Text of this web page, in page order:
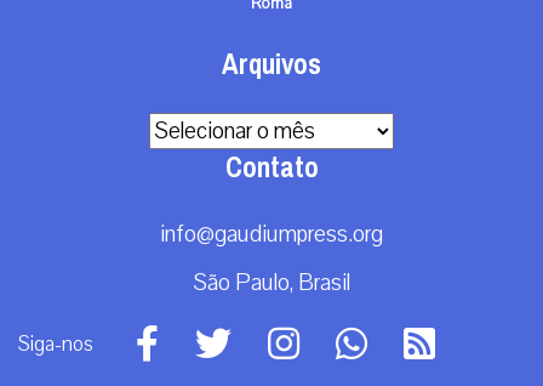
Arquivos
Arquivos
Contato
info@gaudiumpress.org
São Paulo, Brasil
Siga-nos